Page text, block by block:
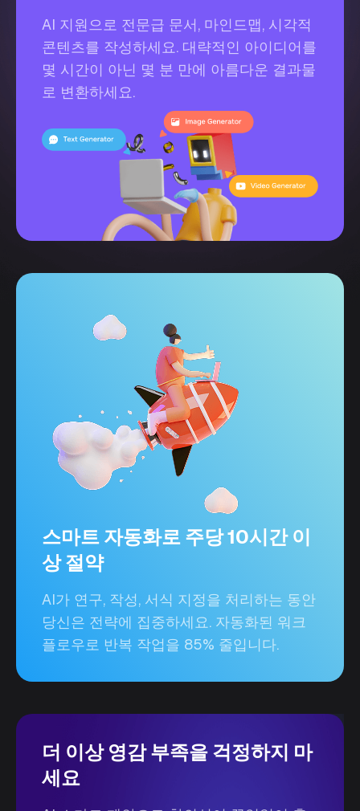
AI 지원으로 전문급 문서, 마인드맵, 시각적
콘텐츠를 작성하세요. 대략적인 아이디어를
몇 시간이 아닌 몇 분 만에 아름다운 결과물
로 변환하세요.
스마트 자동화로 주당 10시간 이
상 절약
AI가 연구, 작성, 서식 지정을 처리하는 동안
당신은 전략에 집중하세요. 자동화된 워크
플로우로 반복 작업을 85% 줄입니다.
더 이상 영감 부족을 걱정하지 마
세요